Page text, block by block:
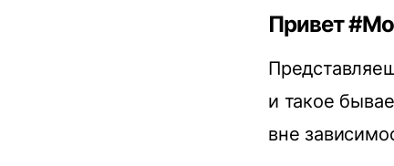
Привет
и такое
вне